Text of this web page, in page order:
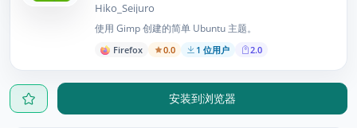
Hiko_Seijuro
使用 Gimp 创建的简单 Ubuntu 主题。
Firefox 0.0 1 位用户 2.0
安装到浏览器